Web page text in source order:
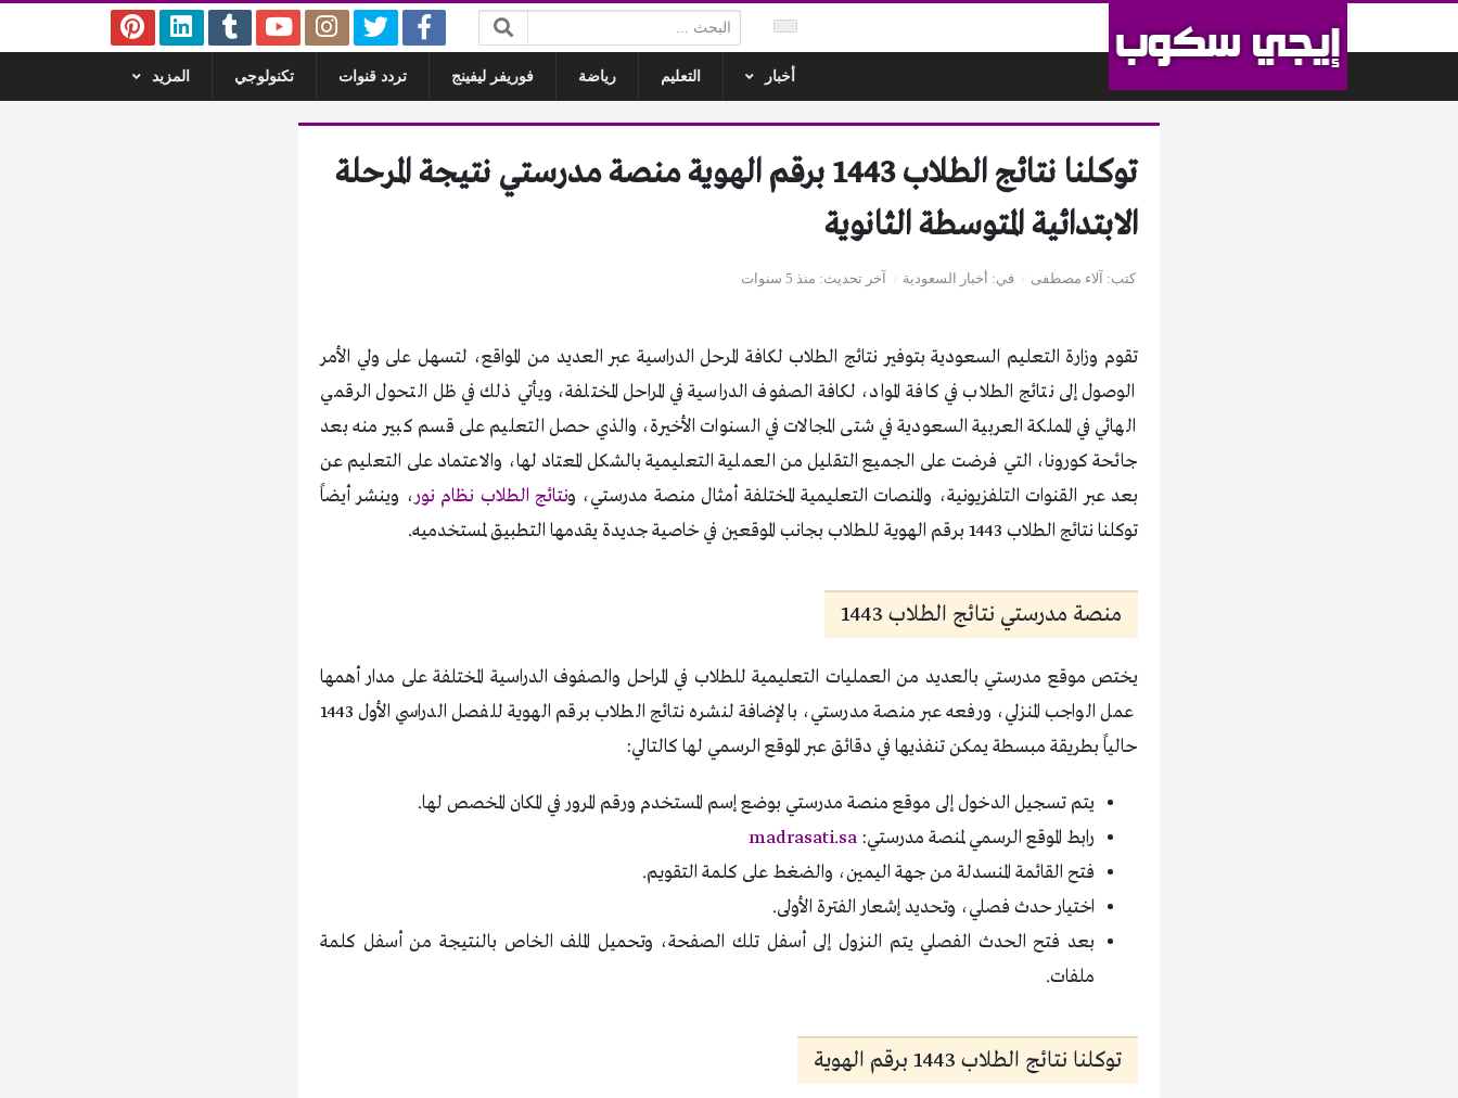
البحث:
أخبار التعليم رياضة فوريفر ليفينج تردد قنوات تكنولوجي المزيد
توكلنا نتائج الطلاب 1443 برقم الهوية منصة مدرستي نتيجة المرحلة
الابتدائية المتوسطة الثانوية
كتب آلاء مصطفى في أخبار السعودية آخر تحديث منذ 5 سنوات
تقوم وزارة التعليم السعودية بتوفير نتائج الطلاب لكافة المرحل الدراسية عبر العديد من المواقع، لتسهل على ولي الأمر
الوصول إلى نتائج الطلاب في كافة المواد، لكافة الصفوف الدراسية في المراحل المختلفة، ويأتي ذلك في ظل التحول الرقمي
الهائي في المملكة العربية السعودية في شتى المجالات في السنوات الأخيرة، والذي حصل التعليم على قسم كبير منه بعد
جائحة كورونا، التي فرضت على الجميع التقليل من العملية التعليمية بالشكل المعتاد لها، والاعتماد على التعليم عن
بعد عبر القنوات التلفزيونية، والمنصات التعليمية المختلفة أمثال منصة مدرستي، ونتائج الطلاب نظام نور، وينشر أيضاً
توكلنا نتائج الطلاب 1443 برقم الهوية للطلاب بجانب الموقعين في خاصية جديدة يقدمها التطبيق لمستخدميه.
منصة مدرستي نتائج الطلاب 1443
يختص موقع مدرستي بالعديد من العمليات التعليمية للطلاب في المراحل والصفوف الدراسية المختلفة على مدار أهمها
عمل الواجب المنزلي، ورفعه عبر منصة مدرستي، بالإضافة لنشره نتائج الطلاب برقم الهوية للفصل الدراسي الأول 1443
حالياً بطريقة مبسطة يمكن تنفذيها في دقائق عبر الموقع الرسمي لها كالتالي:
يتم تسجيل الدخول إلى موقع منصة مدرستي بوضع إسم المستخدم ورقم المرور في المكان المخصص لها.
رابط الموقع الرسمي لمنصة مدرستي: madrasati.sa
فتح القائمة المنسدلة من جهة اليمين، والضغط على كلمة التقويم.
اختيار حدث فصلي، وتحديد إشعار الفترة الأولى.
بعد فتح الحدث الفصلي يتم النزول إلى أسفل تلك الصفحة، وتحميل الملف الخاص بالنتيجة من أسفل كلمة
ملفات.
توكلنا نتائج الطلاب 1443 برقم الهوية